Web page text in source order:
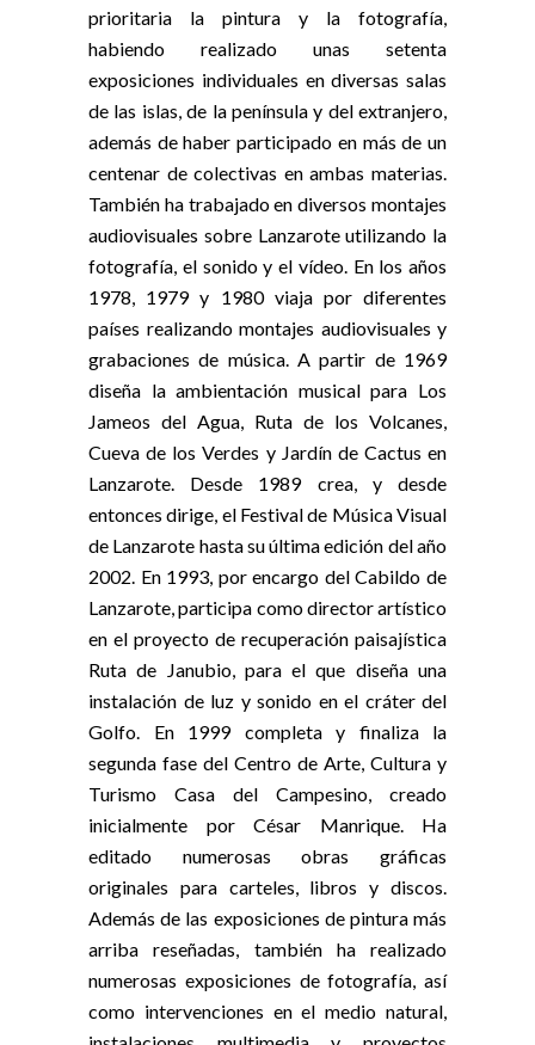
prioritaria la pintura y la fotografía,
habiendo realizado unas setenta
exposiciones individuales en diversas salas
de las islas, de la península y del extranjero,
además de haber participado en más de un
centenar de colectivas en ambas materias.
También ha trabajado en diversos montajes
audiovisuales sobre Lanzarote utilizando la
fotografía, el sonido y el vídeo. En los años
1978, 1979 y 1980 viaja por diferentes
países realizando montajes audiovisuales y
grabaciones de música. A partir de 1969
diseña la ambientación musical para Los
Jameos del Agua, Ruta de los Volcanes,
Cueva de los Verdes y Jardín de Cactus en
Lanzarote. Desde 1989 crea, y desde
entonces dirige, el Festival de Música Visual
de Lanzarote hasta su última edición del año
2002. En 1993, por encargo del Cabildo de
Lanzarote, participa como director artístico
en el proyecto de recuperación paisajística
Ruta de Janubio, para el que diseña una
instalación de luz y sonido en el cráter del
Golfo. En 1999 completa y finaliza la
segunda fase del Centro de Arte, Cultura y
Turismo Casa del Campesino, creado
inicialmente por César Manrique. Ha
editado numerosas obras gráficas
originales para carteles, libros y discos.
Además de las exposiciones de pintura más
arriba reseñadas, también ha realizado
numerosas exposiciones de fotografía, así
como intervenciones en el medio natural,